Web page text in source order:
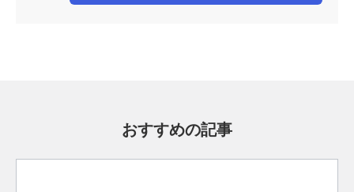
おすすめの記事